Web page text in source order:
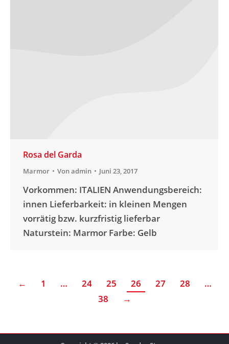
Rosa del Garda
Marmor Vonadmin Juni 23, 2017
Vorkommen: ITALIEN Anwendungsbereich:
innen Lieferbarkeit: in kleinen Mengen
vorrätig bzw. kurzfristig lieferbar
Naturstein: Marmor Farbe: Gelb
← 1 … 24 25 26 27 28
…
38
→